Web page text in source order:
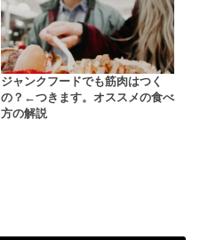
ジャンクフードでも筋肉はつく
の？←つきます。オススメの食べ
方の解説